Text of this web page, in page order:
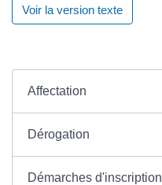
Voir la version texte
Affectation
Dérogation
Démarches d'inscription